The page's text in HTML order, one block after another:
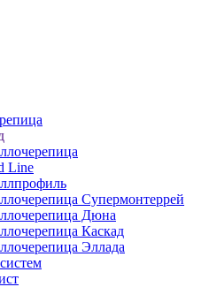
Line
Супермонтеррей
Дюна
Каскад
Эллада